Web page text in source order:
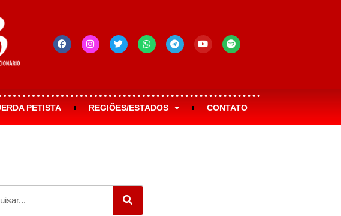
PETISTA REGIÕES/ESTADOS CONTATO